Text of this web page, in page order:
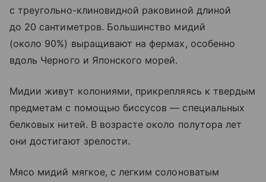
с треугольно-клиновидной раковиной длиной
до 20 сантиметров. Большинство мидий
(около 90%) выращивают на фермах, особенно
вдоль Черного и Японского морей.
Мидии живут колониями, прикрепляясь к твердым
предметам с помощью биссусов — специальных
белковых нитей. В возрасте около полутора лет
они достигают зрелости.
Мясо мидий мягкое, с легким солоноватым